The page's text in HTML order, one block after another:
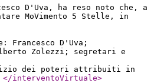
D'Uva, ha reso noto che, a
MoVimento 5 Stelle, in
D'Uva;
Zolezzi; segretari e
dei poteri attribuiti in
</interventoVirtuale>